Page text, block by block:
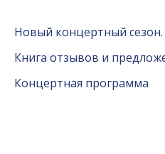
Новый концертный
Книга отзывов и
Концертная программа